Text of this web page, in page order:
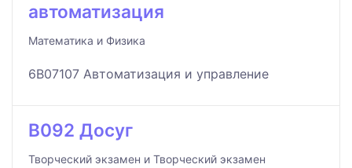
автоматизация
Математика и Физика
6B07107 Автоматизация и управление
B092 Досуг
Творческий экзамен и Творческий экзамен